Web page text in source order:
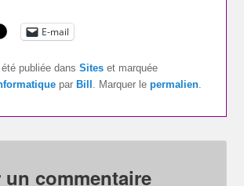
E-mail
publiée dansSites et marquée
par Bill . Marquer lepermalien
un commentaire